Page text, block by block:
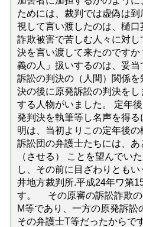
ためには、裁判では虚偽は
視して言い渡したのは、樋
詐欺被害で苦しむ人々に対し
決を言い渡して来たのです
義の人」扱いするのは、妥
訴訟の判決の（人間）関係を
決の後に原発訴訟の判決を
する人物がいました。 定年
発判決を執筆等し名声を得
明は、当初よりこの定年後
訴訟団の弁護士たちには、
（させる） ことを望んでい
し、その前に目ざわりとも
井地方裁判所.平成24年ワ第
す。 その原審の訴訟詐欺の
M等であり、一方の原発訴訟
その弁護士T等だったからで